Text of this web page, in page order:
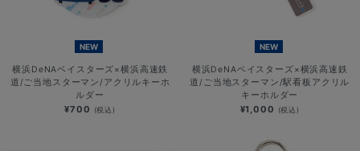
NEW
横浜DeNAベイスターズ×横浜高速鉄
道/ご当地スターマン/アクリルキーホ
ルダー
¥700 (税込)
NEW
横浜DeNAベイスターズ×横浜高速鉄
道/ご当地スターマン/駅看板アクリル
キーホルダー
¥1,000 (税込)